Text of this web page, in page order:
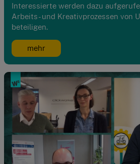
Interessierte werden dazu
Arbeits- und Kreativprozessen von
beteiligen.
mehr